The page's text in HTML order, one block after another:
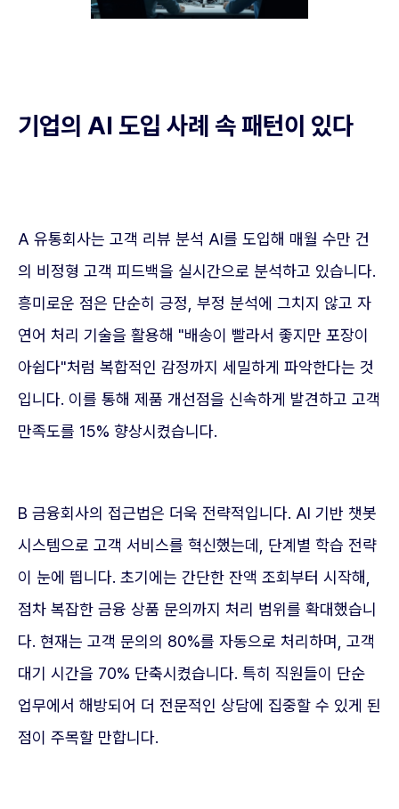
기업의 AI 도입 사례 속 패턴이 있다
A 유통회사는 고객 리뷰 분석 AI를 도입해 매월 수만 건
의 비정형 고객 피드백을 실시간으로 분석하고 있습니다.
흥미로운 점은 단순히 긍정, 부정 분석에 그치지 않고 자
연어 처리 기술을 활용해 "배송이 빨라서 좋지만 포장이
아쉽다"처럼 복합적인 감정까지 세밀하게 파악한다는 것
입니다. 이를 통해 제품 개선점을 신속하게 발견하고 고객
만족도를 15% 향상시켰습니다.
B 금융회사의 접근법은 더욱 전략적입니다. AI 기반 챗봇
시스템으로 고객 서비스를 혁신했는데, 단계별 학습 전략
이 눈에 띕니다. 초기에는 간단한 잔액 조회부터 시작해,
점차 복잡한 금융 상품 문의까지 처리 범위를 확대했습니
다. 현재는 고객 문의의 80%를 자동으로 처리하며, 고객
대기 시간을 70% 단축시켰습니다. 특히 직원들이 단순
업무에서 해방되어 더 전문적인 상담에 집중할 수 있게 된
점이 주목할 만합니다.